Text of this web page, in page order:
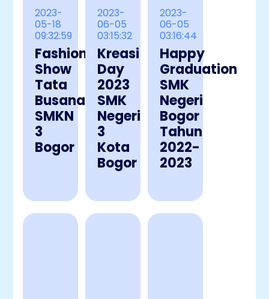
2023-
05-18
09:32:59
Fashion
Show
Tata
Busana
SMKN
3
Bogor
2023-
06-05
03:15:32
Kreasi
Day
2023
SMK
Negeri
3
Kota
Bogor
2023-
06-05
03:16:44
Happy
Graduation
SMK
Negeri
Bogor
Tahun
2022-
2023